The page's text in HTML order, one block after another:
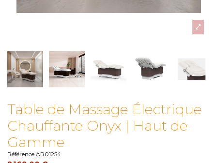
Table de Massage Électrique
Chauffante Onyx | Haut de
Gamme
Référence AR01254